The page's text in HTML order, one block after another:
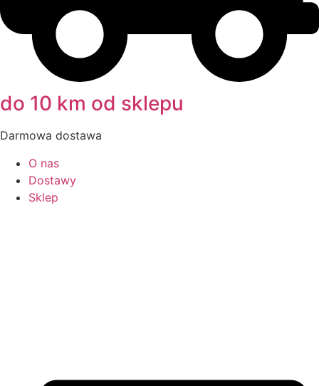
do 10 km od sklepu
Darmowa dostawa
O nas
Dostawy
Sklep